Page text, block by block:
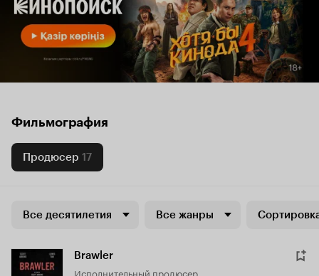
Фильмография
Продюсер 17
Все десятилетия Все жанры
Brawler
исполнительный продюсер